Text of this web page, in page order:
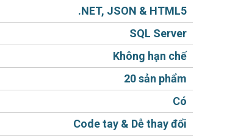
thêm tính năng khác)
và tiện cho khách thao tác lựa chọn,
tiện lợi.
sẵn report báo cáo doanh thu thông
.NET, JSON & HTML5
SQL Server
Không hạn chế
20 sản phẩm
Có
Code tay & Dễ thay đổi